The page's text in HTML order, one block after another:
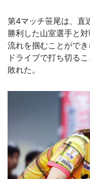
第4マッチ笹尾は、直
勝利した山室選手と
流れを掴むことがで
ドライブで打ち切る
敗れた。